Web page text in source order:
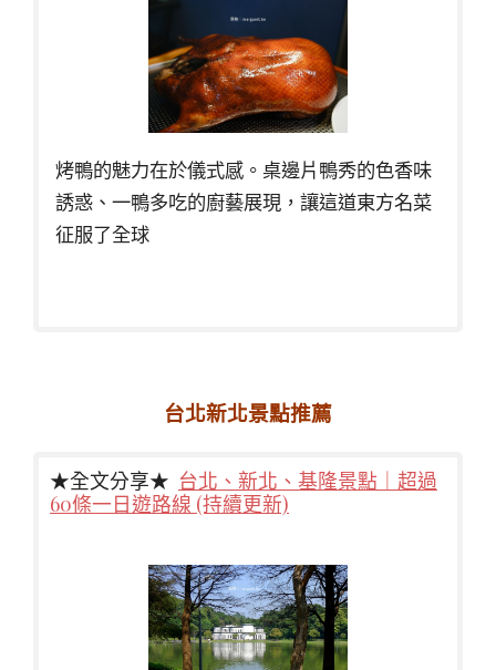
烤鴨的魅力在於儀式感。桌邊片鴨秀的色香味
誘惑、一鴨多吃的廚藝展現，讓這道東方名菜
征服了全球
台北新北景點推薦
★全文分享★ 台北、新北、基隆景點｜超過
60條一日遊路線 (持續更新)